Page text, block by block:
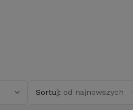
Sortuj: od najnowszych